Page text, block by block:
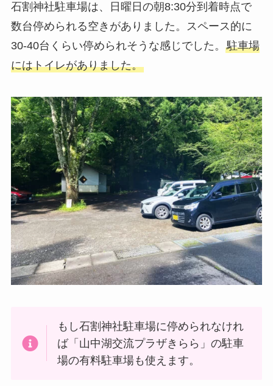
石割神社駐車場は、日曜日の朝8:30分到着時点で
数台停められる空きがありました。スペース的に
30-40台くらい停められそうな感じでした。 駐車場
にはトイレがありました。
もし石割神社駐車場に停められなけれ
ば「山中湖交流プラザきらら」の駐車
場の有料駐車場も使えます。